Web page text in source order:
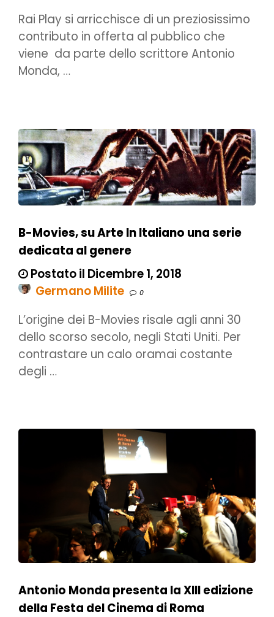
Rai Play si arricchisce di un preziosissimo
contributo in offerta al pubblico che
viene da parte dello scrittore Antonio
Monda, …
B-Movies, su Arte In Italiano una serie
dedicata al genere
Postato il Dicembre 1, 2018
Germano Milite
0
L’origine dei B-Movies risale agli anni 30
dello scorso secolo, negli Stati Uniti. Per
contrastare un calo oramai costante
degli …
Antonio Monda presenta la XIII edizione
della Festa del Cinema di Roma